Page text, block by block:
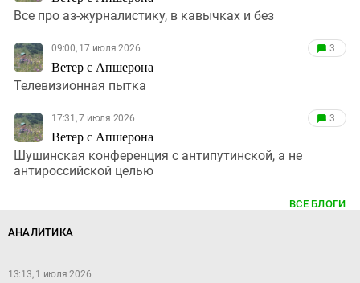
Все про аз-журналистику, в кавычках и без
09:00, 17 июля 2026
Ветер с Апшерона
3
Телевизионная пытка
17:31, 7 июля 2026
Ветер с Апшерона
3
Шушинская конференция с антипутинской, а не
антироссийской целью
ВСЕ БЛОГИ
АНАЛИТИКА
13:13, 1 июля 2026